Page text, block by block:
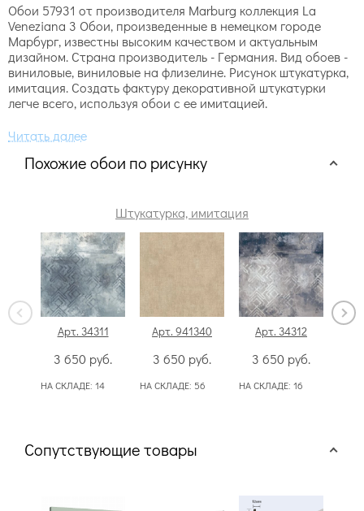
Обои 57931 от производителя Marburg коллекция La
Veneziana 3 Обои, произведенные в немецком городе
Марбург, известны высоким качеством и актуальным
дизайном. Страна производитель - Германия. Вид обоев -
виниловые, виниловые на флизелине. Рисунок штукатурка,
имитация. Создать фактуру декоративной штукатурки
легче всего, используя обои с ее имитацией.
Похожие обои по рисунку
Штукатурка, имитация
Арт. 34311
3 650 руб.
НА СКЛАДЕ: 14
Арт. 941340
3 650 руб.
НА СКЛАДЕ: 56
Арт. 34312
3 650 руб.
НА СКЛАДЕ: 16
Сопутствующие товары